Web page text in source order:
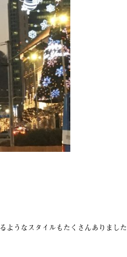
うなスタイルもたくさんありました